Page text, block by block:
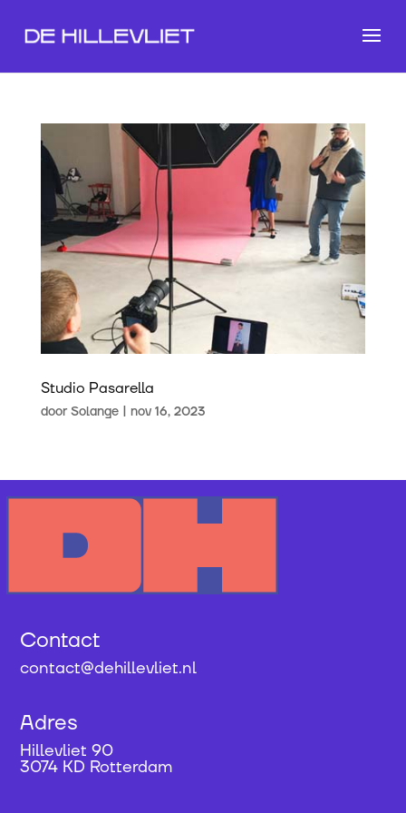
Studio Pasarella
doorSolange| nov 16, 2023
Contact
contact@dehillevliet.nl
Adres
Hillevliet 90
3074 KD Rotterdam